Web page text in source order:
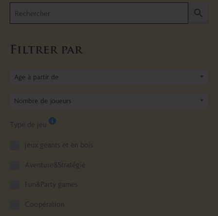
Filtrer par
Age à partir de
Nombre de joueurs
Type de jeu
jeux géants et en bois
Aventure&Stratégie
Fun&Party games
Coopération